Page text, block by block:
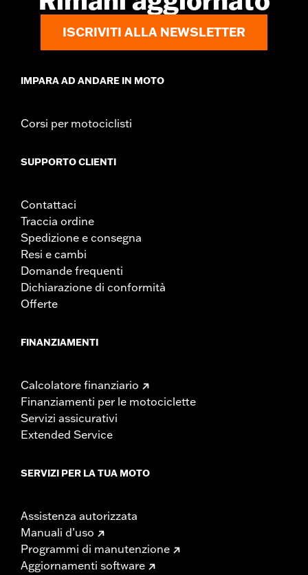
ISCRIVITI ALLA NEWSLETTER
IMPARA AD ANDARE IN MOTO
Corsi per motociclisti
SUPPORTO CLIENTI
Contattaci
Traccia ordine
Spedizione e consegna
Resi e cambi
Domande frequenti
Dichiarazione di conformità
Offerte
FINANZIAMENTI
Calcolatore finanziario
Finanziamenti per le motociclette
Servizi assicurativi
Extended Service
SERVIZI PER LA TUA MOTO
Assistenza autorizzata
Manuali d’uso
Programmi di manutenzione
Aggiornamenti software